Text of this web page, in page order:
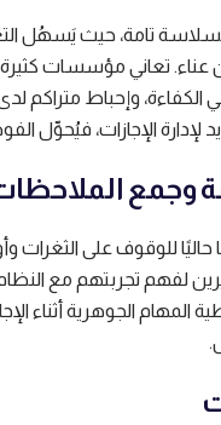
بسلاسة تامة، حيث يَسهُل
عناء. تعاني مؤسسات
وإحباط متراكم
الإجازات، فيُحوِّل
للوقوف على الثغرات
لفهم تجربتهم مع
الجوهرية أثناء